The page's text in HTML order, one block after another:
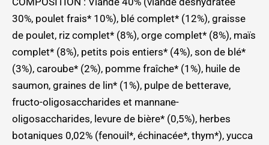
30%, poulet frais* 10%), blé complet* (12%), graisse
de poulet, riz complet* (8%), orge complet* (8%), maïs
complet* (8%), petits pois entiers* (4%), son de blé*
(3%), caroube* (2%), pomme fraîche* (1%), huile de
saumon, graines de lin* (1%), pulpe de betterave,
fructo-oligosaccharides et mannane-
oligosaccharides, levure de bière* (0,5%), herbes
botaniques 0,02% (fenouil*, échinacée*, thym*), yucca